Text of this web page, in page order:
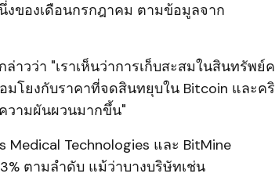
งของเดือนกรกฎาคม ตามข้อมูลจาก
าวว่า "เราเห็นว่าการเก็บสะสมในสินทรัพย์ค
โยงกับราคาที่จดสินทยุบใน Bitcoin และคริ
วามผันผวนมากขึ้น"
Technologies และ BitMine
ตามลำดับ แม้ว่าบางบริษัทเช่น